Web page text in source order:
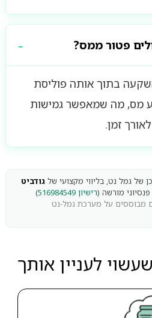
פטור ממס?
בתוך אותה פוליסת
מס, מה שמאפשר גמישות
זמן.
של גמל נט, בליווי מקצועי של גודביט
מורשה (רישיון 516984549
)
2026 · הנתונים מבוססים על מערכת גמל-נט
לעניין אותך